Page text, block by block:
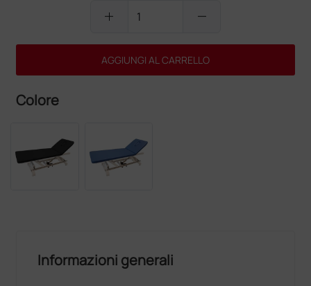
add remove
AGGIUNGI AL CARRELLO
Colore
Informazioni generali